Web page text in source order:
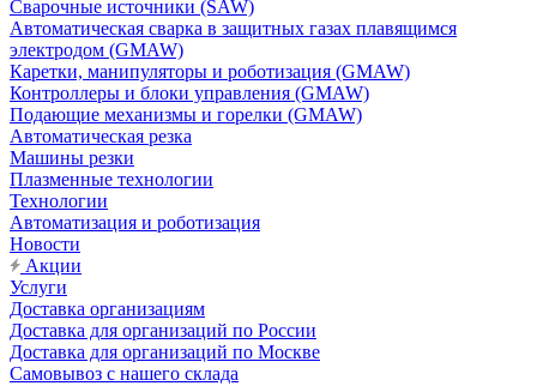
Сварочные источники (SAW)
Автоматическая сварка в защитных газах плавящимся
электродом (GMAW)
Каретки, манипуляторы и роботизация (GMAW)
Контроллеры и блоки управления (GMAW)
Подающие механизмы и горелки (GMAW)
Автоматическая резка
Машины резки
Плазменные технологии
Технологии
Автоматизация и роботизация
Новости
Акции
Услуги
Доставка организациям
Доставка для организаций по России
Доставка для организаций по Москве
Самовывоз с нашего склада